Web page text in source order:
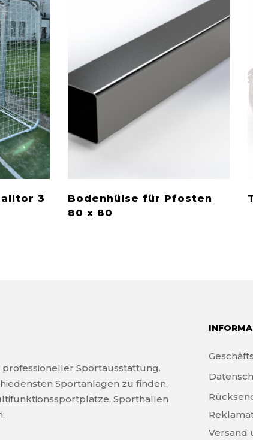
3
Bodenhülse für Pfosten
80 x 80
Sportausstattung.
Sportanlagen zu finden,
Sporthallen
Versand